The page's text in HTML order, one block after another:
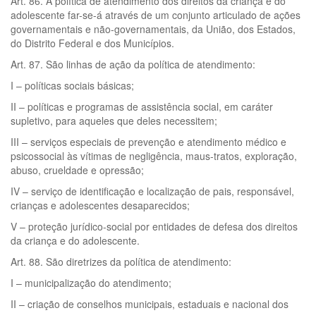
adolescente far-se-á através de um conjunto articulado de ações
governamentais e não-governamentais, da União, dos Estados,
do Distrito Federal e dos Municípios.
Art. 87. São linhas de ação da política de atendimento:
I – políticas sociais básicas;
II – políticas e programas de assistência social, em caráter
supletivo, para aqueles que deles necessitem;
III – serviços especiais de prevenção e atendimento médico e
psicossocial às vítimas de negligência, maus-tratos, exploração,
abuso, crueldade e opressão;
IV – serviço de identificação e localização de pais, responsável,
crianças e adolescentes desaparecidos;
V – proteção jurídico-social por entidades de defesa dos direitos
da criança e do adolescente.
Art. 88. São diretrizes da política de atendimento:
I – municipalização do atendimento;
II – criação de conselhos municipais, estaduais e nacional dos